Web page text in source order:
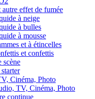
autre effet de fumée
à neige
à bulles
à mousse
et à étincelles
et confettis
scène
Cinéma, Photo
TV, Cinéma, Photo
continue